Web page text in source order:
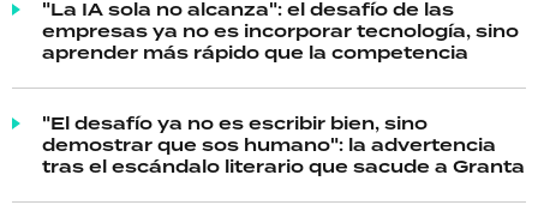
"La IA sola no alcanza": el desafío de las
empresas ya no es incorporar tecnología, sino
aprender más rápido que la competencia
"El desafío ya no es escribir bien, sino
demostrar que sos humano": la advertencia
tras el escándalo literario que sacude a Granta